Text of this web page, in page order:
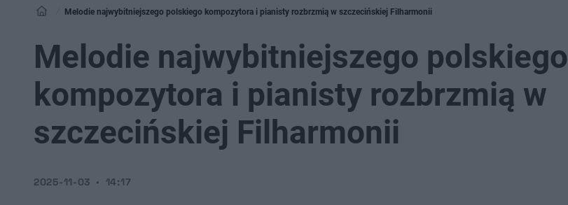
​Melodie najwybitniejszego polskiego kompozytora i pianisty rozbrzmią w szczecińskiej Filharmonii
​Melodie najwybitniejszego polskiego
kompozytora i pianisty rozbrzmią w
szczecińskiej Filharmonii
2025-11-03 14:17